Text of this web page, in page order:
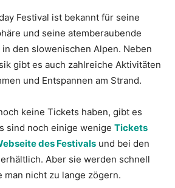
Festival ist bekannt für seine
und seine atemberaubende
in den slowenischen Alpen. Neben
gibt es auch zahlreiche Aktivitäten
und Entspannen am Strand.
keine Tickets haben, gibt es
sind noch einige wenige Tickets
des Festivals und bei den
Aber sie werden schnell
man nicht zu lange zögern.